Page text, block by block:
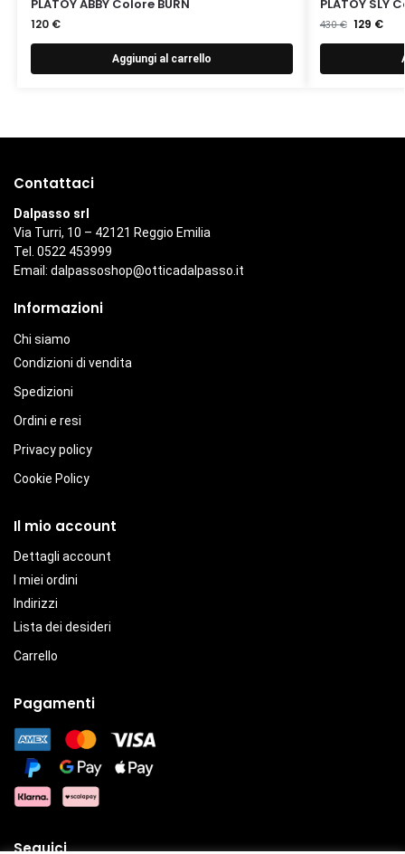
PLATOY ABBY Colore BURN
120 €
Aggiungi al carrello
PLATOY SLY
430€ 129 €
Contattaci
Dalpasso srl
Via Turri, 10 – 42121 Reggio Emilia
Tel. 0522 453999
Email: dalpassoshop@otticadalpasso.it
Informazioni
Chi siamo
Condizioni di vendita
Spedizioni
Ordini e resi
Privacy policy
Cookie Policy
Il mio account
Dettagli account
I miei ordini
Indirizzi
Lista dei desideri
Carrello
Pagamenti
Seguici